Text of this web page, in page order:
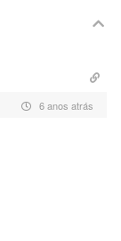
6 anos atrás